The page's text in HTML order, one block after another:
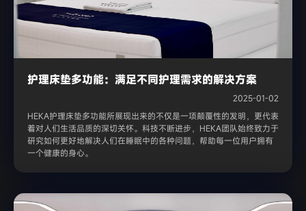
护理床垫多功能：满足不同护理需求的解决方案
2025-01-02
HEKA护理床垫多功能所展现出来的不仅是一项颠覆性的发明，更代表
着对人们生活品质的深切关怀。科技不断进步，HEKA团队始终致力于
研究如何更好地解决人们在睡眠中的各种问题，帮助每一位用户拥有
一个健康的身心。